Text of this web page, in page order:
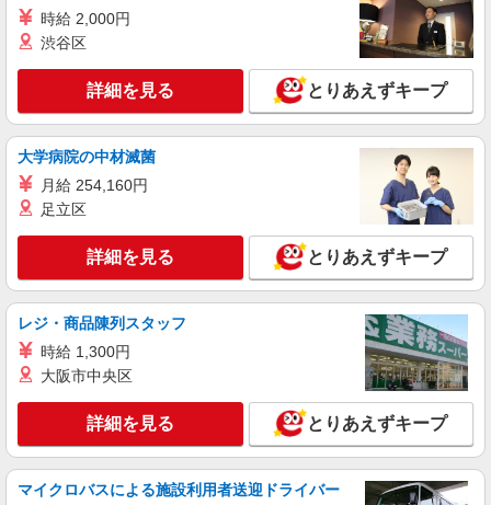
あずみ苑 グランデ宇都宮 （栃木県宇都宮市
宝木本町1239-1）
キープ 詳細を見る
パート
ツクイ宇都宮いちり（デイサービス）
デイサービス 調理スタッフ（ミールケアクル
ー）
時給1,068円〜1,370円 ★土日祝日は時給100円
アップ！ ※給与幅は資格・経験等による
栃木県宇都宮市上横田町800
キープ 詳細を見る
ツクイ・サンフォレスト宇都宮（サービス付き高齢者向け住宅）
サービス付き高齢者向け住宅 調理スタッフ
時給1,068円〜1,370円 ★土日祝日は時給100円
時給 2,000円
渋谷区
詳細を見る とりあえずキープ
大学病院の中材滅菌
月給 254,160円
足立区
詳細を見る とりあえずキープ
レジ・商品陳列スタッフ
時給 1,300円
大阪市中央区
詳細を見る とりあえずキープ
マイクロバスによる施設利用者送迎ドライバー